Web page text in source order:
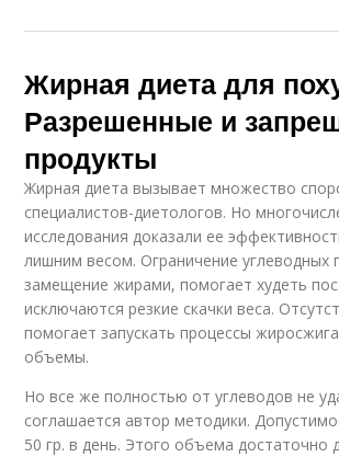
Жирная диета для
Разрешенные и
продукты
Жирная диета вызывает множество
специалистов-диетологов. Но
исследования доказали ее
лишним весом. Ограничение углеводных
замещение жирами, помогает худеть
исключаются резкие скачки веса.
помогает запускать процессы
объемы.
Но все же полностью от углеводов не
соглашается автор методики.
50 гр. в день. Этого объема достаточно